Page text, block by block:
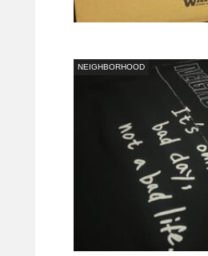
NEIGHBORHOOD